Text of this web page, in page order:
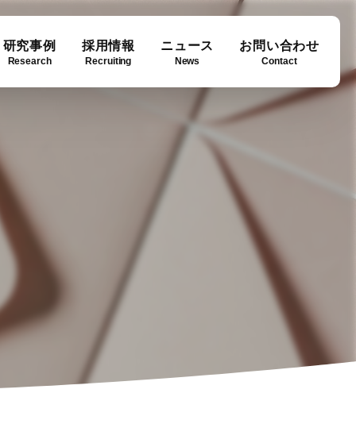
研究事例
Research
採用情報
Recruiting
ニュース
News
お問い合わせ
Contact
Downloads